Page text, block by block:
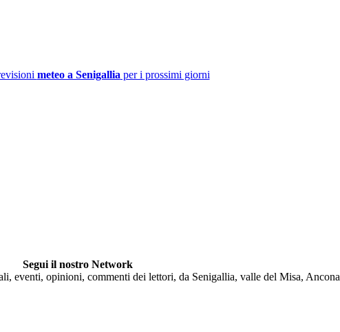
meteo a Senigallia per i prossimi giorni
Segui il nostro Network
eventi, opinioni, commenti dei lettori, da Senigallia, valle del Misa, Ancona